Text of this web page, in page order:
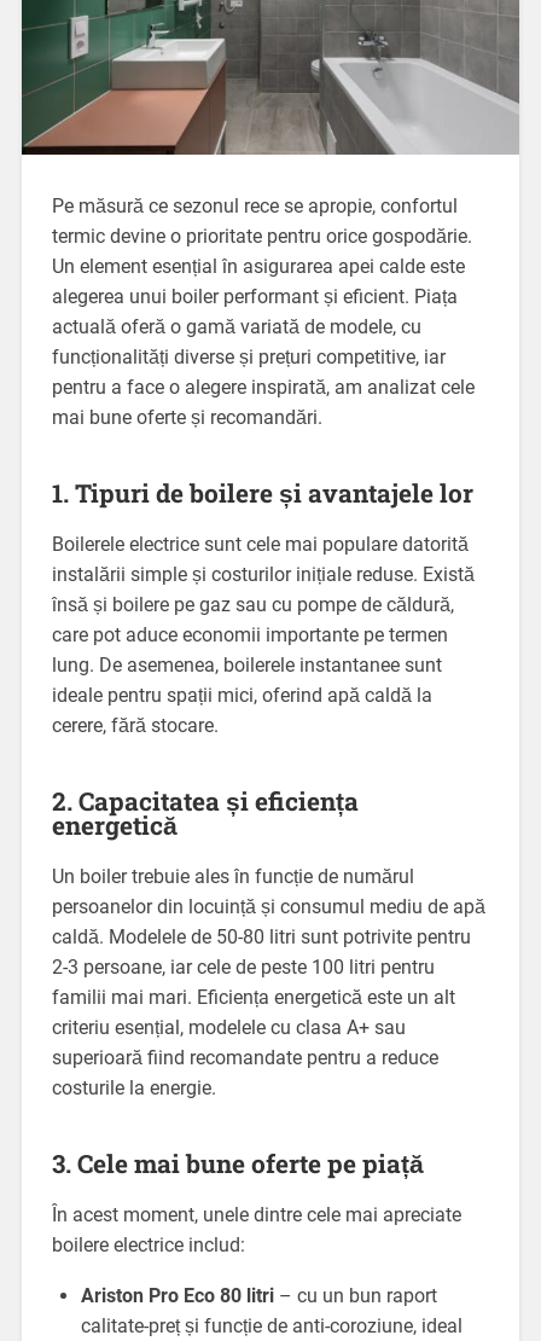
Pe măsură ce sezonul rece se apropie, confortul
termic devine o prioritate pentru orice gospodărie.
Un element esențial în asigurarea apei calde este
alegerea unui boiler performant și eficient. Piața
actuală oferă o gamă variată de modele, cu
funcționalități diverse și prețuri competitive, iar
pentru a face o alegere inspirată, am analizat cele
mai bune oferte și recomandări.
1. Tipuri de boilere și avantajele lor
Boilerele electrice sunt cele mai populare datorită
instalării simple și costurilor inițiale reduse. Există
însă și boilere pe gaz sau cu pompe de căldură,
care pot aduce economii importante pe termen
lung. De asemenea, boilerele instantanee sunt
ideale pentru spații mici, oferind apă caldă la
cerere, fără stocare.
2. Capacitatea și eficiența
energetică
Un boiler trebuie ales în funcție de numărul
persoanelor din locuință și consumul mediu de apă
caldă. Modelele de 50-80 litri sunt potrivite pentru
2-3 persoane, iar cele de peste 100 litri pentru
familii mai mari. Eficiența energetică este un alt
criteriu esențial, modelele cu clasa A+ sau
superioară fiind recomandate pentru a reduce
costurile la energie.
3. Cele mai bune oferte pe piață
În acest moment, unele dintre cele mai apreciate
boilere electrice includ:
Ariston Pro Eco 80 litri– cu un bun raport
calitate-preț și funcție de anti-coroziune, ideal